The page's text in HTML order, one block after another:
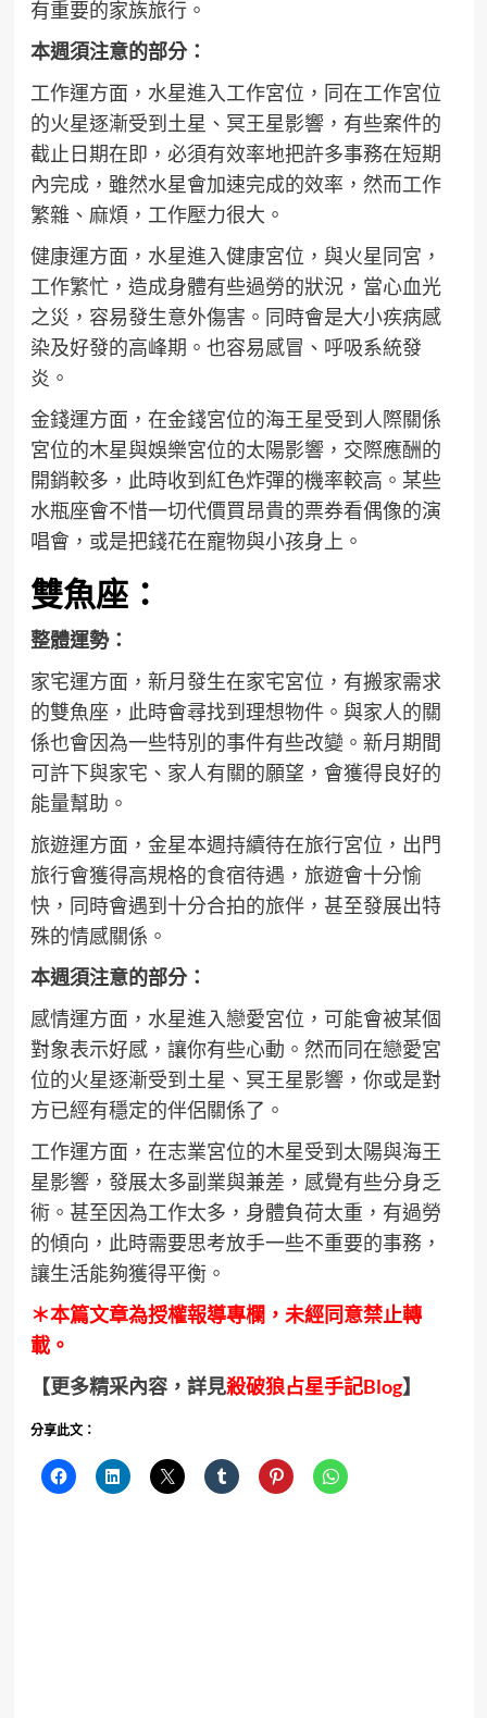
有重要的家族旅行。
本週須注意的部分：
工作運方面，水星進入工作宮位，同在工作宮位
的火星逐漸受到土星、冥王星影響，有些案件的
截止日期在即，必須有效率地把許多事務在短期
內完成，雖然水星會加速完成的效率，然而工作
繁雜、麻煩，工作壓力很大。
健康運方面，水星進入健康宮位，與火星同宮，
工作繁忙，造成身體有些過勞的狀況，當心血光
之災，容易發生意外傷害。同時會是大小疾病感
染及好發的高峰期。也容易感冒、呼吸系統發
炎。
金錢運方面，在金錢宮位的海王星受到人際關係
宮位的木星與娛樂宮位的太陽影響，交際應酬的
開銷較多，此時收到紅色炸彈的機率較高。某些
水瓶座會不惜一切代價買昂貴的票券看偶像的演
唱會，或是把錢花在寵物與小孩身上。
雙魚座：
整體運勢：
家宅運方面，新月發生在家宅宮位，有搬家需求
的雙魚座，此時會尋找到理想物件。與家人的關
係也會因為一些特別的事件有些改變。新月期間
可許下與家宅、家人有關的願望，會獲得良好的
能量幫助。
旅遊運方面，金星本週持續待在旅行宮位，出門
旅行會獲得高規格的食宿待遇，旅遊會十分愉
快，同時會遇到十分合拍的旅伴，甚至發展出特
殊的情感關係。
本週須注意的部分：
感情運方面，水星進入戀愛宮位，可能會被某個
對象表示好感，讓你有些心動。然而同在戀愛宮
位的火星逐漸受到土星、冥王星影響，你或是對
方已經有穩定的伴侶關係了。
工作運方面，在志業宮位的木星受到太陽與海王
星影響，發展太多副業與兼差，感覺有些分身乏
術。甚至因為工作太多，身體負荷太重，有過勞
的傾向，此時需要思考放手一些不重要的事務，
讓生活能夠獲得平衡。
＊本篇文章為授權報導專欄，未經同意禁止轉
載。
【更多精采內容，詳見殺破狼占星手記Blog】
分享此文：